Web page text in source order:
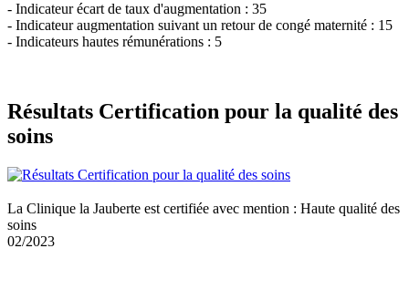
- Indicateur écart de taux d'augmentation : 35
- Indicateur augmentation suivant un retour de congé maternité : 15
- Indicateurs hautes rémunérations : 5
Résultats Certification pour la qualité des
soins
La Clinique la Jauberte est certifiée avec mention : Haute qualité des
soins
02/2023